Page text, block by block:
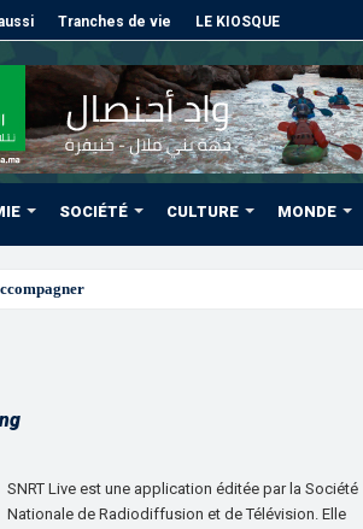
Tranches de vie LE KIOSQUE
SOCIÉTÉ CULTURE MONDE
les projets des Marocains du Monde
SNRT Live est une application éditée par la Société
Nationale de Radiodiffusion et de Télévision. Elle